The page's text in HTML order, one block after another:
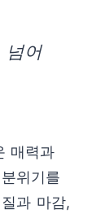
넘어
매력과
위기를
과 마감,